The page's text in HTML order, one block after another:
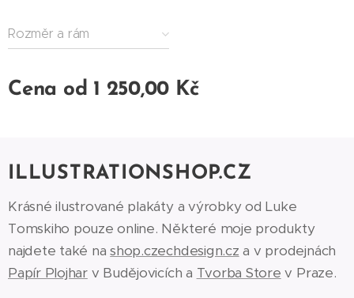
Rozměr a rám
Cena od 1 250,00 Kč
ILLUSTRATIONSHOP.CZ
Krásné ilustrované plakáty a výrobky od Luke
Tomskiho pouze online. Některé moje produkty
najdete také nashop.czechdesign.cz a v prodejnách
Papír Plojharv Budějovicích a Tvorba Store v Praze.